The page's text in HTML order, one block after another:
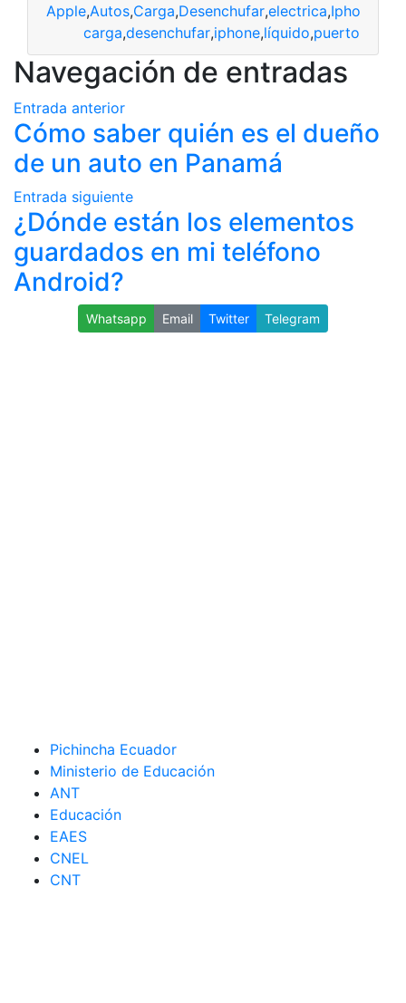
Apple,Autos,Carga,Desenchufar,electrica,Iphone
carga,desenchufar,iphone,líquido,puerto
Navegación de entradas
Entrada anterior
Cómo saber quién es el dueño
de un auto en Panamá
Entrada siguiente
¿Dónde están los elementos
guardados en mi teléfono
Android?
Whatsapp Email Twitter Telegram
Pichincha Ecuador
Ministerio de Educación
ANT
Educación
EAES
CNEL
CNT